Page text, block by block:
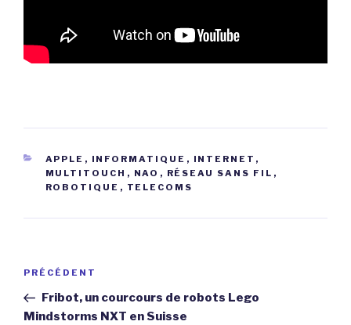
CATÉGORIES
APPLE , INFORMATIQUE , INTERNET ,
MULTITOUCH , NAO , RÉSEAU SANS FIL ,
ROBOTIQUE , TELECOMS
Navigation
l’article
Article
précédent
PRÉCÉDENT
Fribot, un courcours de robots Lego
Mindstorms NXT en Suisse